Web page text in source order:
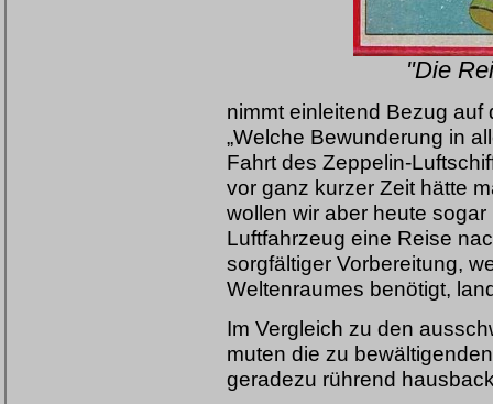
"Die
nimmt einleitend Bezug
„Welche Bewunderung in
Fahrt des Zeppelin-
vor ganz kurzer Zeit hätte
wollen wir aber heute
Luftfahrzeug eine Reise
sorgfältiger Vorbereitung,
Weltenraumes benötigt,
Im Vergleich zu den
muten die zu
geradezu rührend